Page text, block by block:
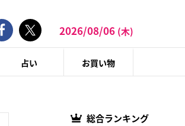
2026/08/06 (木)
占い お買い物
総合ランキング